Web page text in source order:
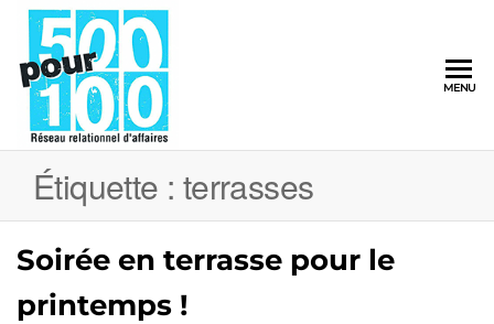
MENU
Étiquette : terrasses
Soirée en terrasse pour le
printemps !